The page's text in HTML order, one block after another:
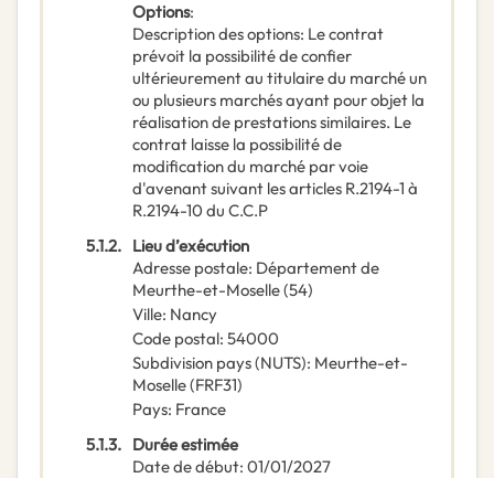
Options:
Description des options: Le contrat
prévoit la possibilité de confier
ultérieurement au titulaire du marché un
ou plusieurs marchés ayant pour objet la
réalisation de prestations similaires. Le
contrat laisse la possibilité de
modification du marché par voie
d'avenant suivant les articles R.2194-1 à
R.2194-10 du C.C.P
5.1.2. Lieu d’exécution
Adresse postale: Département de
Meurthe-et-Moselle (54)
Ville: Nancy
Code postal: 54000
Subdivision pays (NUTS): Meurthe-et-
Moselle(FRF31)
Pays: France
5.1.3. Durée estimée
Date de début: 01/01/2027